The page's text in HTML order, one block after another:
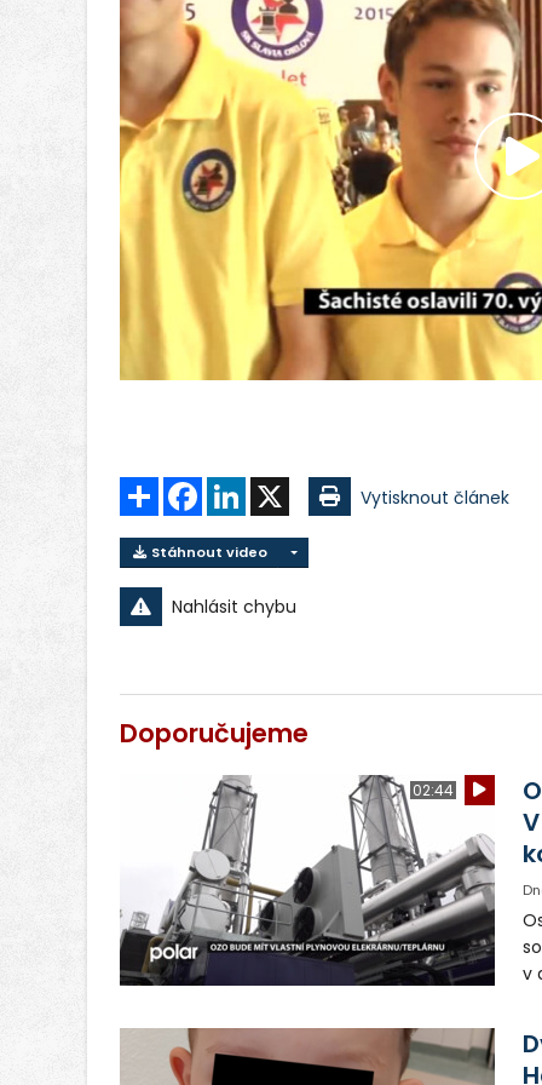
Sdílet FacebookLinkedIn Vytisknout článek
Stáhnout video
Nahlásit chybu
Doporučujeme
02:44
v